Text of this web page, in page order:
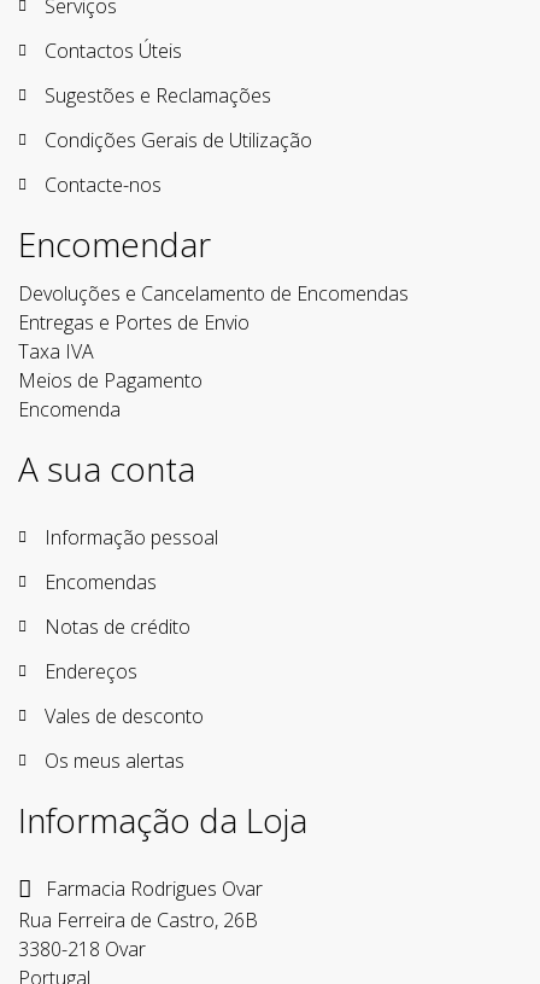
Serviços
Contactos Úteis
Sugestões e Reclamações
Condições Gerais de Utilização
Contacte-nos
Encomendar
Devoluções e Cancelamento de Encomendas
Entregas e Portes de Envio
Taxa IVA
Meios de Pagamento
Encomenda
A sua conta
Informação pessoal
Encomendas
Notas de crédito
Endereços
Vales de desconto
Os meus alertas
Informação da Loja
Farmacia Rodrigues Ovar
Rua Ferreira de Castro, 26B
3380-218 Ovar
Portugal